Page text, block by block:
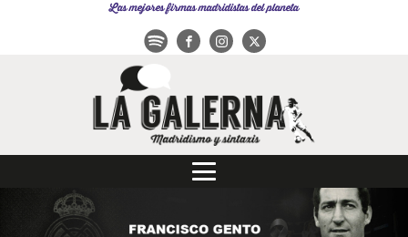
Las mejores firmas madridistas del planeta